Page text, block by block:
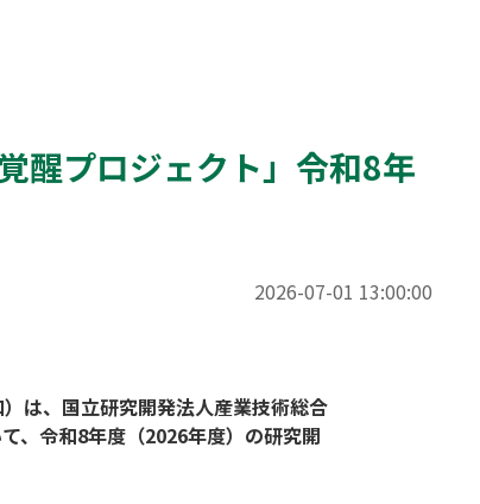
醒プロジェクト」令和8年
2026-07-01 13:00:00
は、国立研究開発法人産業技術総合
、令和8年度（2026年度）の研究開